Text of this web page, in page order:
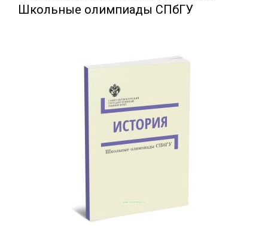
Акции и скидки
Школьные олимпиады СПбГУ